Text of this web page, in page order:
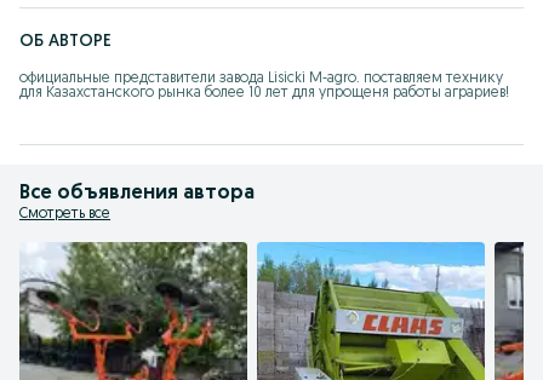
ОБ АВТОРЕ
официальные представители завода Lisicki M-agro. поставляем технику
для Казахстанского рынка более 10 лет для упрощеня работы аграриев!
Все объявления автора
Смотреть все